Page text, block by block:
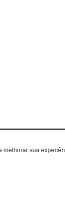
melhorar sua